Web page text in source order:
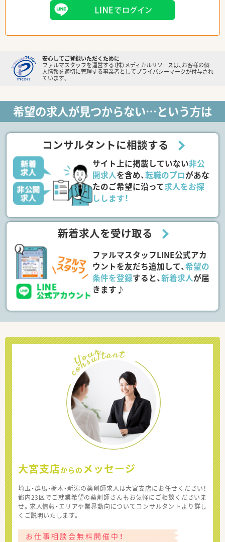
安心してご登録いただくために
ファルマスタッフを運営する（株）メディカルリソースは、お客様の個
人情報を適切に管理する事業者としてプライバシーマークが付与され
ています。
希望の求人が見つからない…という方は
コンサルタントに相談する
サイト上に掲載していない非公
開求人を含め、転職のプロがあな
たのご希望に沿って求人をお探
しします！
新着求人を受け取る
ファルマスタッフLINE公式アカ
ウントを友だち追加して、希望の
条件を登録すると、新着求人が届
きます♪
大宮支店からの メッセージ
埼玉・群馬・栃木・新潟の薬剤師求人は大宮支店にお任せください！
都内23区でご就業希望の薬剤師さんもお気軽にご相談くださいま
せ。求人情報・エリアや業界動向についてコンサルタントより詳し
くご説明いたします。
お仕事相談会無料開催中！